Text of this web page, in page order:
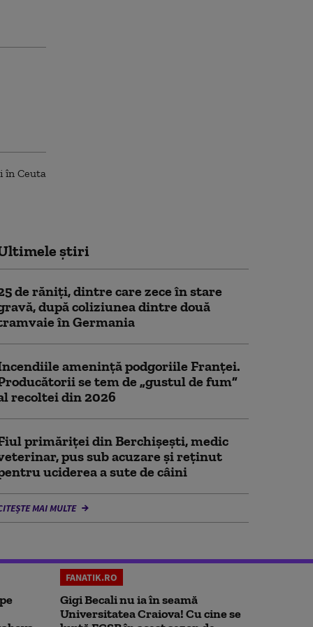
știri
de răniţi, dintre care zece în stare
după coliziunea dintre două
în Germania
amenință podgoriile Franței.
se tem de „gustul de fum”
recoltei din 2026
primăriţei din Berchişeşti, medic
pus sub acuzare şi reţinut
uciderea a sute de câini
MAI MULTE
FANATIK.RO
Gigi Becali nu ia în seamă
Universitatea Craiova! Cu cine se